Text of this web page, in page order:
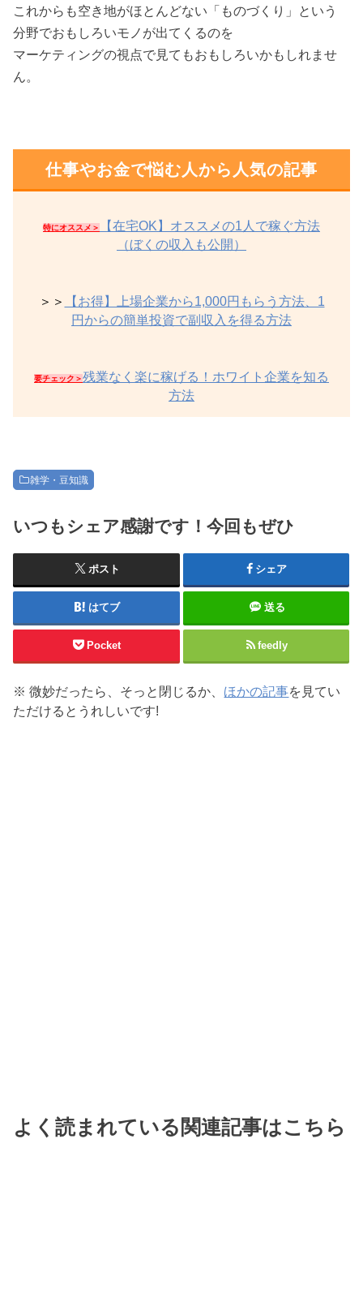
これからも空き地がほとんどない「ものづくり」という
分野でおもしろいモノが出てくるのを
マーケティングの視点で見てもおもしろいかもしれませ
ん。
仕事やお金で悩む人から人気の記事
特にオススメ＞
【在宅OK】オススメの1人で稼ぐ方法
（ぼくの収入も公開）
＞＞
【お得】上場企業から1,000円もらう方法、1
円からの簡単投資で副収入を得る方法
要チェック＞残業なく楽に稼げる！ホワイト企業を知る
方法
雑学・豆知識
いつもシェア感謝です！今回もぜひ
ポスト シェア
はてブ 送る
Pocket feedly
※ 微妙だったら、そっと閉じるか、 ほかの記事を見てい
ただけるとうれしいです!
よく読まれている関連記事はこちら